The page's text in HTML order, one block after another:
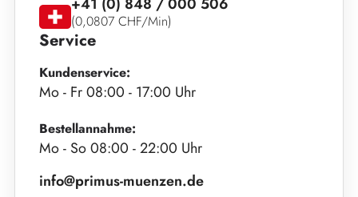
Service
Kundenservice:
Mo - Fr 08:00 - 17:00 Uhr
Bestellannahme:
Mo - So 08:00 - 22:00 Uhr
info@primus-muenzen.de
(0,0807 CHF/Min)